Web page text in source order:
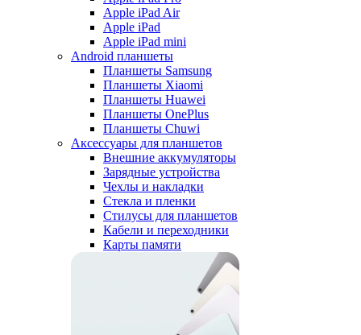
Apple iPad Air
Apple iPad
Apple iPad mini
Android планшеты
Планшеты Samsung
Планшеты Xiaomi
Планшеты Huawei
Планшеты OnePlus
Планшеты Chuwi
Аксессуары для планшетов
Внешние аккумуляторы
Зарядные устройства
Чехлы и накладки
Стекла и пленки
Стилусы для планшетов
Кабели и переходники
Карты памяти